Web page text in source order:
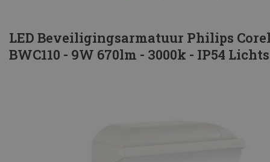
LED Beveiligingsarmatuur Philips
BWC110 - 9W 670lm - 3000k - IP54